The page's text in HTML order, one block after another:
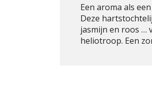
Een aroma als
Deze
jasmijn en roos …
heliotroop. Een